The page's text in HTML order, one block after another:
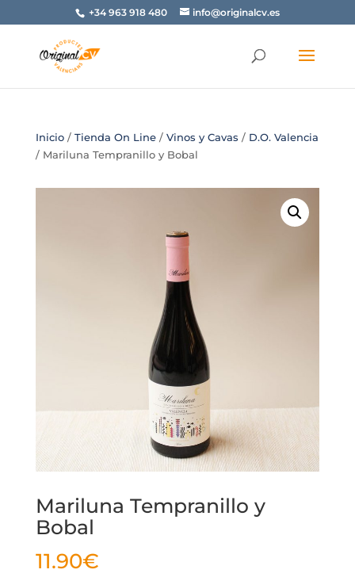
+34 963 918 480 info@originalcv.es
Inicio/ Tienda On Line/ Vinos y Cavas / D.O. Valencia
/ Mariluna Tempranillo y Bobal
Mariluna Tempranillo y
Bobal
11.90€